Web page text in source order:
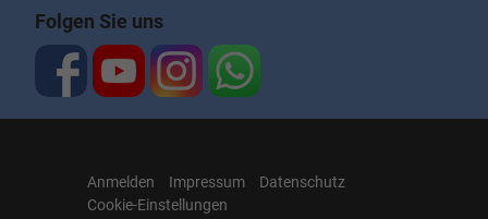
Folgen Sie uns
Anmelden Impressum
Datenschutz
Cookie-Einstellungen